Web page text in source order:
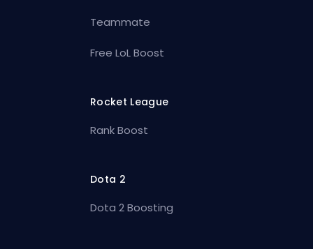
Teammate
Free LoL Boost
Rocket League
Rank Boost
Dota 2
Dota 2 Boosting